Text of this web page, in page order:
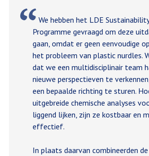
We hebben het LDE
Programme gevraagd om deze
gaan, omdat er geen eenvoudige
het probleem van plastic nurdles.
dat we een multidisciplinair team
nieuwe perspectieven te
een bepaalde richting te sturen.
uitgebreide chemische analyses
liggend lijken, zijn ze kostbaar en
effectief.
In plaats daarvan combineerden